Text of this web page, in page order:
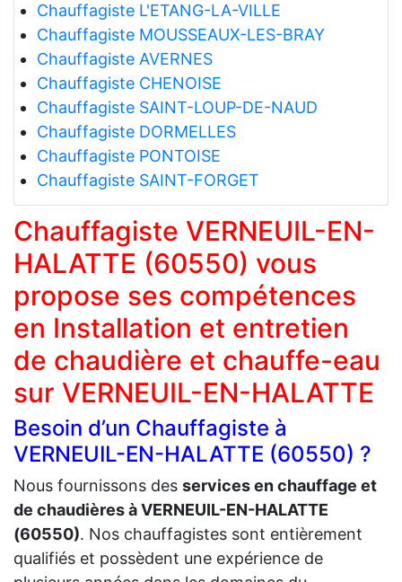
Chauffagiste L'ETANG-LA-VILLE
Chauffagiste MOUSSEAUX-LES-BRAY
Chauffagiste AVERNES
Chauffagiste CHENOISE
Chauffagiste SAINT-LOUP-DE-NAUD
Chauffagiste DORMELLES
Chauffagiste PONTOISE
Chauffagiste SAINT-FORGET
Chauffagiste VERNEUIL-EN-
HALATTE (60550) vous
propose ses compétences
en Installation et entretien
de chaudière et chauffe-eau
sur VERNEUIL-EN-HALATTE
Besoin d’un Chauffagiste à
VERNEUIL-EN-HALATTE (60550) ?
Nous fournissons des services en chauffage et
de chaudières à VERNEUIL-EN-HALATTE
(60550). Nos chauffagistes sont entièrement
qualifiés et possèdent une expérience de